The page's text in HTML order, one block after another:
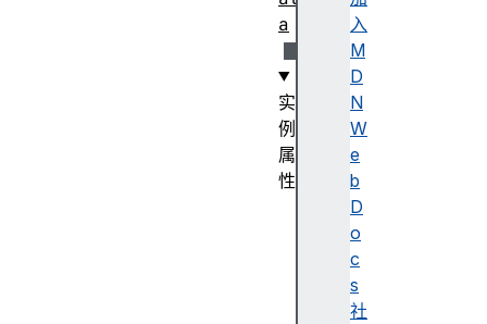
入
M
D
N
W
e
b
D
o
c
s
社
a
实
例
属
性